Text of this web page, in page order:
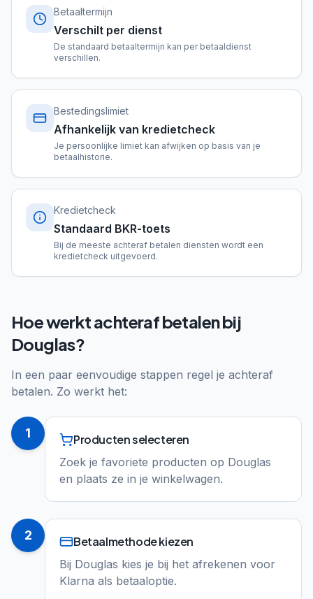
Betaaltermijn
Verschilt per dienst
De standaard betaaltermijn kan per betaaldienst
verschillen.
Bestedingslimiet
Afhankelijk van kredietcheck
Je persoonlijke limiet kan afwijken op basis van je
betaalhistorie.
Kredietcheck
Standaard BKR-toets
Bij de meeste achteraf betalen diensten wordt een
kredietcheck uitgevoerd.
Hoe werkt achteraf betalen bij
Douglas?
In een paar eenvoudige stappen regel je achteraf
betalen. Zo werkt het:
1 Producten selecteren
Zoek je favoriete producten op Douglas
en plaats ze in je winkelwagen.
2 Betaalmethode kiezen
Bij Douglas kies je bij het afrekenen voor
Klarna als betaaloptie.